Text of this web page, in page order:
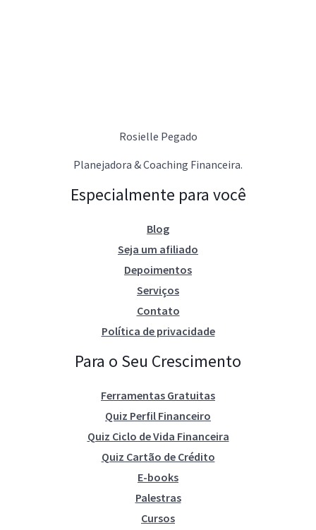
Rosielle Pegado
Planejadora & Coaching Financeira.
Especialmente para você
Blog
Seja um afiliado
Depoimentos
Serviços
Contato
Política de privacidade
Para o Seu Crescimento
Ferramentas Gratuitas
Quiz Perfil Financeiro
Quiz Ciclo de Vida Financeira
Quiz Cartão de Crédito
E-books
Palestras
Cursos